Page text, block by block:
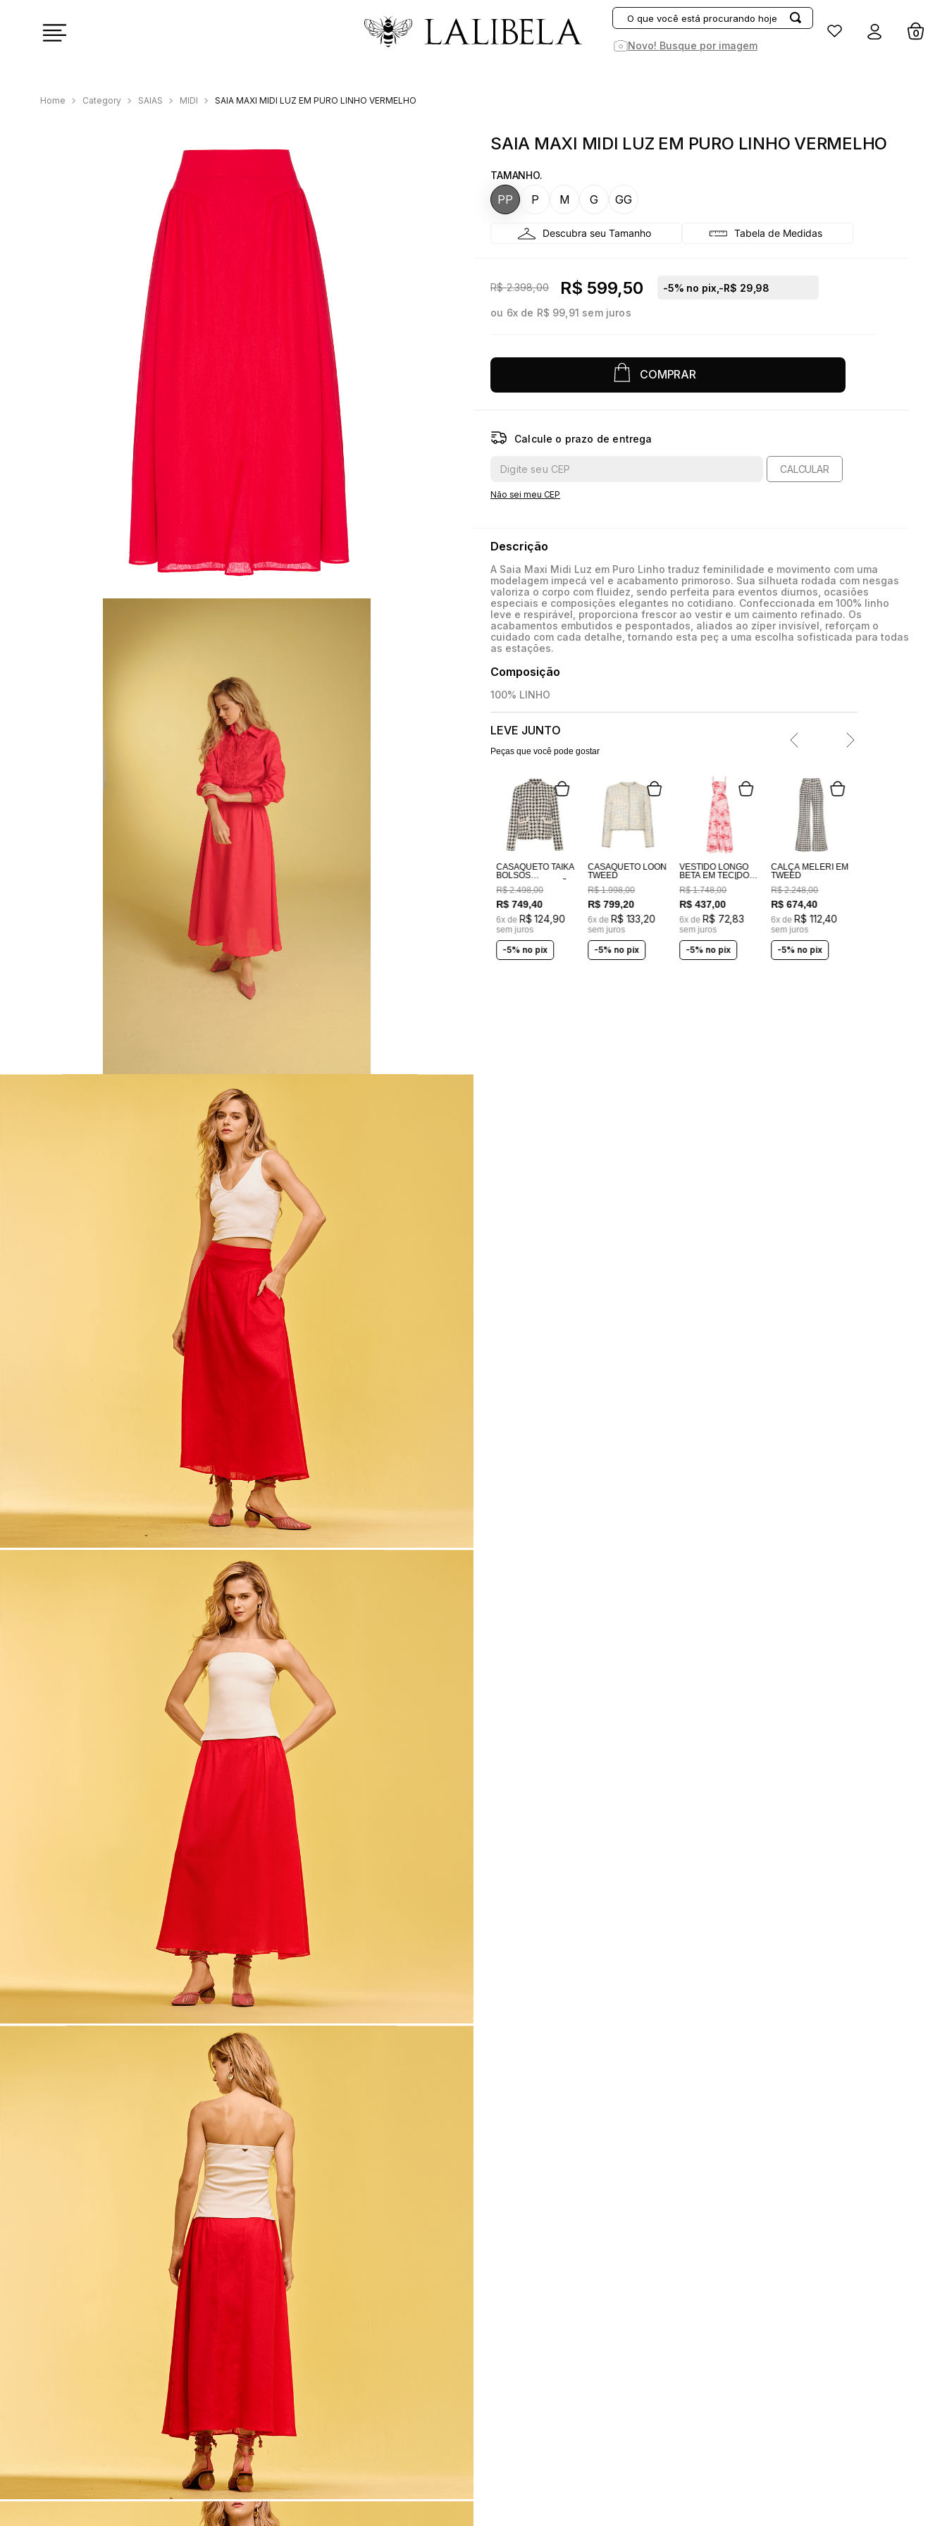
O que você está procurando hoje?
Novo! Busque por imagem
Entrar
Category SAIAS MIDI SAIA MAXI MIDI LUZ EM PURO LINHO VERMELHO
SAIA MAXI MIDI LUZ EM PURO LINHO VERMELHO
TAMANHO.
G GG
M
P
PP
Tabela de Medidas
R$ 2.398,00 R$ 599,50 -5% no pix, -R$ 29,98
ou 6x de R$ 99,91 sem juros
COMPRAR
Calcule o prazo de entrega
CALCULAR
Não sei meu CEP
Descrição
A Saia Maxi Midi Luz em Puro Linho traduz feminilidade e movimento com uma
modelagem impecá vel e acabamento primoroso. Sua silhueta rodada com nesgas
valoriza o corpo com fluidez, sendo perfeita para eventos diurnos, ocasiões
especiais e composições elegantes no cotidiano. Confeccionada em 100% linho
leve e respirável, proporciona frescor ao vestir e um caimento refinado. Os
acabamentos embutidos e pespontados, aliados ao zíper invisível, reforçam o
cuidado com cada detalhe, tornando esta peç a uma escolha sofisticada para todas
as estações.
Composição
100% LINHO
LEVE JUNTO
Peças que você pode gostar
CASAQUETO TAIKA
BOLSOS
BORDADOS A MÃO
R$ 2.498,00
R$ 749,40
6x de R$ 124,90
sem juros
-5% no pix
CASAQUETO LOON
TWEED
R$ 1.998,00
R$ 799,20
6x de R$ 133 20
sem juros
-5% no pix
VESTIDO LONGO
BETA EM TECIDO
100% ALGODÃO
ESTAMPADO
COSTAS EM
LASTEX
R$ 1.748,00
R$ 437,00
6x de R$ 72,83
sem juros
-5% no pix
CALÇA MELERI EM
TWEED
R$ 2.248,00
R$ 674,40
6x de R$ 112,40
sem juros
-5% no pix